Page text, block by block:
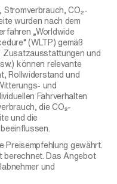
CO₂-
wurden nach dem
„Worldwide
(WLTP) gemäß
Zusatzausstattungen und
können relevante
Rollwiderstand und
und
Fahrverhalten
die CO₂-
und die
Preisempfehlung gewährt.
Das Angebot
und